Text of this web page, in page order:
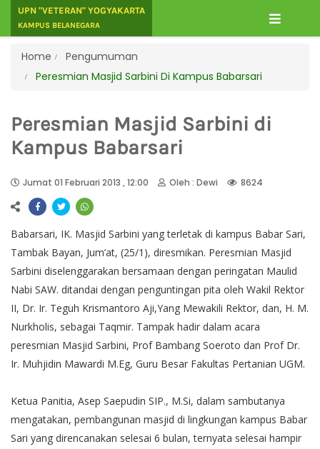
UPN "VETERAN" YOGYAKARTA
KAMPUS BELANEGARA
Home
Pengumuman
Peresmian Masjid Sarbini Di Kampus Babarsari
Peresmian Masjid Sarbini di
Kampus Babarsari
Jumat 01 Februari 2013 , 12:00 Oleh : Dewi 8624
Babarsari, IK. Masjid Sarbini yang terletak di kampus Babar Sari,
Tambak Bayan, Jum’at, (25/1), diresmikan. Peresmian Masjid
Sarbini diselenggarakan bersamaan dengan peringatan Maulid
Nabi SAW. ditandai dengan penguntingan pita oleh Wakil Rektor
II, Dr. Ir. Teguh Krismantoro Aji,Yang Mewakili Rektor, dan, H. M.
Nurkholis, sebagai Taqmir. Tampak hadir dalam acara
peresmian Masjid Sarbini, Prof Bambang Soeroto dan Prof Dr.
Ir. Muhjidin Mawardi M.Eg, Guru Besar Fakultas Pertanian UGM.
Ketua Panitia, Asep Saepudin SIP., M.Si, dalam sambutanya
mengatakan, pembangunan masjid di lingkungan kampus Babar
Sari yang direncanakan selesai 6 bulan, ternyata selesai hampir